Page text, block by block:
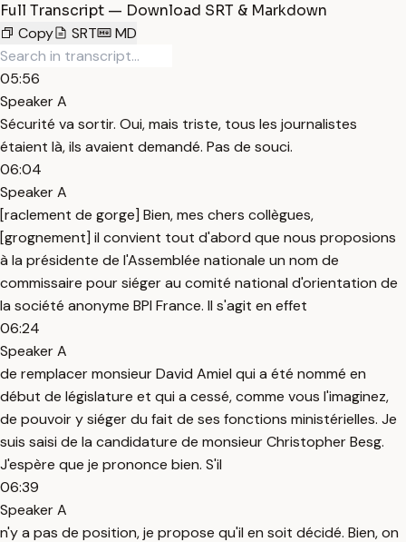
Full Transcript — Download SRT & Markdown
Copy
SRT MD
05:56
Speaker A
Sécurité va sortir. Oui, mais triste, tous les journalistes
étaient là, ils avaient demandé. Pas de souci.
06:04
Speaker A
[raclement de gorge] Bien, mes chers collègues,
[grognement] il convient tout d'abord que nous proposions
à la présidente de l'Assemblée nationale un nom de
commissaire pour siéger au comité national d'orientation de
la société anonyme BPI France. Il s'agit en effet
06:24
Speaker A
de remplacer monsieur David Amiel qui a été nommé en
début de législature et qui a cessé, comme vous l'imaginez,
de pouvoir y siéger du fait de ses fonctions ministérielles. Je
suis saisi de la candidature de monsieur Christopher Besg.
J'espère que je prononce bien. S'il
06:39
Speaker A
n'y a pas de position, je propose qu'il en soit décidé. Bien, on